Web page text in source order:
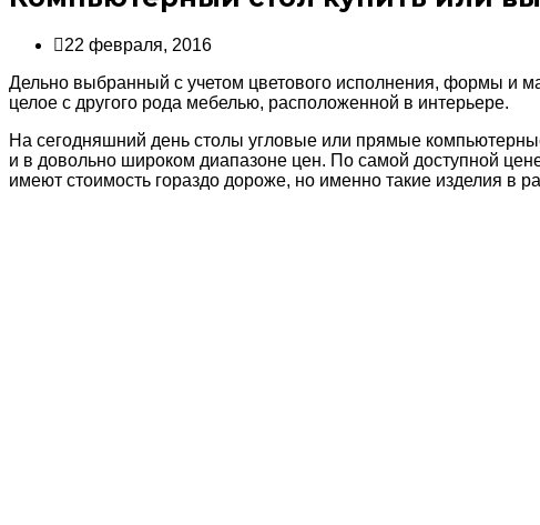
22 февраля, 2016
Дельно выбранный с учетом цветового исполнения, формы и
целое с другого рода мебелью, расположенной в интерьере.
На сегодняшний день столы угловые или прямые
и в довольно широком диапазоне цен. По самой доступной
имеют стоимость гораздо дороже, но именно такие изделия в